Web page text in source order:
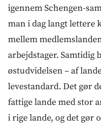
igennem Schengen-
man i dag langt lettere
mellem
arbejdstager. Samtidig
østudvidelsen – af
levestandard. Det gør
fattige lande med stor
i rige lande, og det gør